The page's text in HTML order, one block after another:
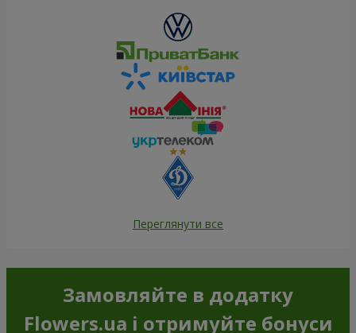
Переглянути все
Замовляйте в додатку
Flowers.ua і отримуйте бонуси